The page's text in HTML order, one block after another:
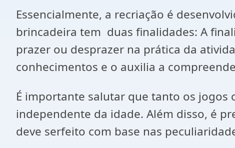
Essencialmente, a recriação é
brincadeira tem duas finalidades: A
prazer ou desprazer na prática da
conhecimentos e o auxilia a
É importante salutar que tanto os
independente da idade. Além disso, é
deve serfeito com base nas